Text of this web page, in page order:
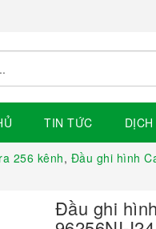
TIN TỨC
256 kênh, Đầu ghi hình
Đầu ghi